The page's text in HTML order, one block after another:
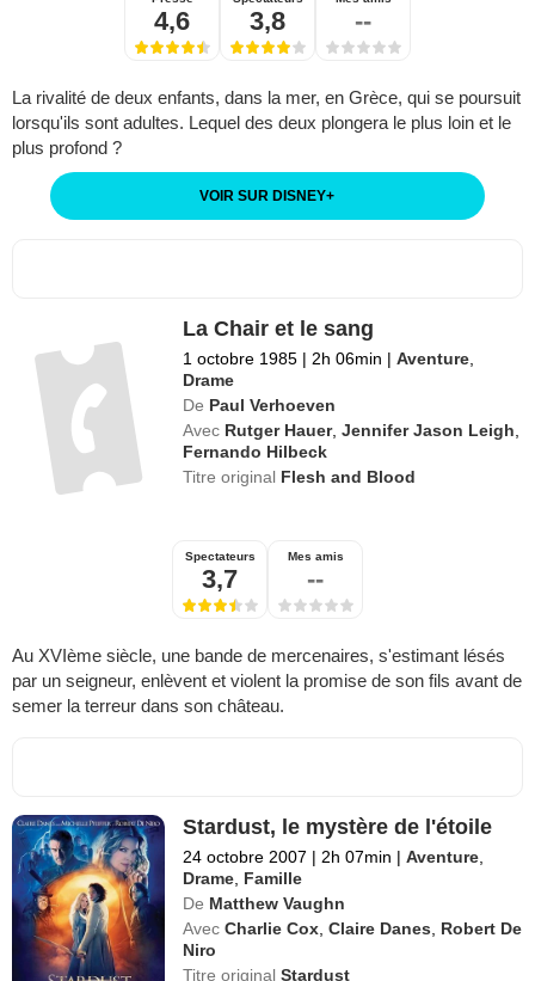
4,6
Spectateurs
3,8 --
La rivalité de deux enfants, dans la mer, en Grèce, qui se poursuit
lorsqu'ils sont adultes. Lequel des deux plongera le plus loin et le
plus profond ?
VOIR SUR DISNEY
La Chair et le sang
1 octobre 1985 | 2h 06min | Aventure,
Drame
De Paul Verhoeven
Avec Rutger Hauer,Jennifer Jason Leigh,
Fernando Hilbeck
Titre original Flesh and Blood
Spectateurs
3,7 --
Au XVIème siècle, une bande de mercenaires, s'estimant lésés
par un seigneur, enlèvent et violent la promise de son fils avant de
semer la terreur dans son château.
Stardust, le mystère de l'étoile
24 octobre 2007 | 2h 07min | Aventure,
Drame, Famille
De Matthew Vaughn
Avec Charlie Cox, Claire Danes, Robert De
Niro